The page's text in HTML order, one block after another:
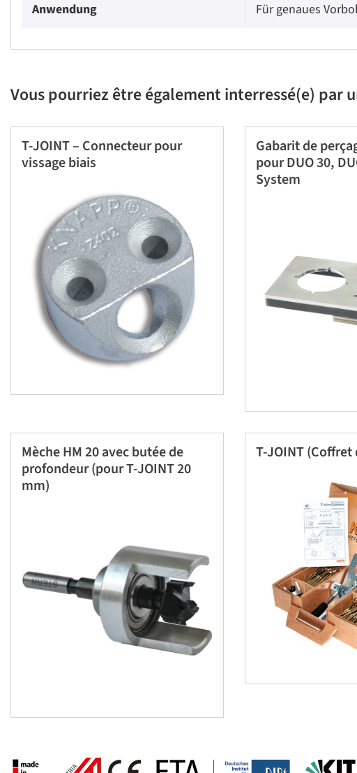
Anwendung Für genaues
Vous pourriez être également interressé(e) par
T-JOINT – Connecteur pour
vissage biais
Gabarit de
pour DUO 30,
System
Mèche HM 20 avec butée de
profondeur (pour T-JOINT 20
mm)
T-JOINT